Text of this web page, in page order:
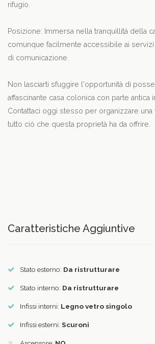
rifugio.
Posizione: Immersa nella tranquillità della
comunque facilmente accessibile ai
di comunicazione.
Non lasciarti sfuggire l'opportunità di
affascinante casa colonica con parte antica
Contattaci oggi stesso per organizzare
tutto ciò che questa proprietà ha da offrire.
Caratteristiche Aggiuntive
Stato esterno: Da ristrutturare
Stato interno: Da ristrutturare
Infissi interni: Legno vetro singolo
Infissi esterni: Scuroni